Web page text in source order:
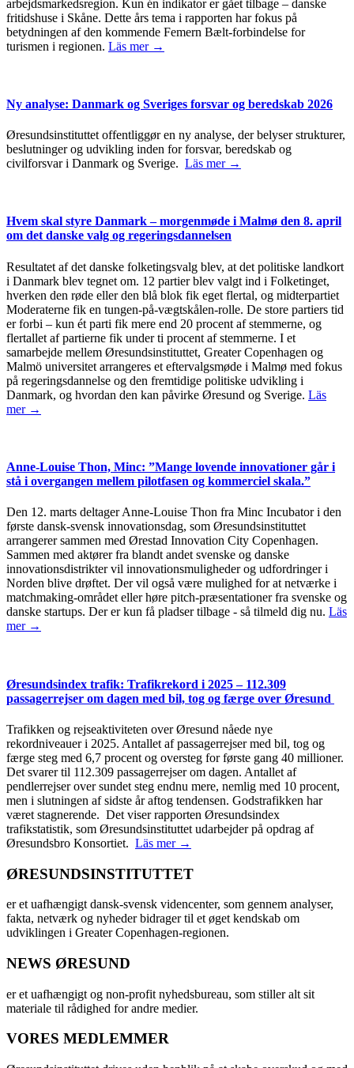
arbejdsmarkedsregion. Kun én indikator er gået tilbage – danske
fritidshuse i Skåne. Dette års tema i rapporten har fokus på
betydningen af den kommende Femern Bælt-forbindelse for
turismen i regionen. Läs mer →
Ny analyse: Danmark og Sveriges forsvar og beredskab 2026
Øresundsinstituttet offentliggør en ny analyse, der belyser strukturer,
beslutninger og udvikling inden for forsvar, beredskab og
civilforsvar i Danmark og Sverige. Läs mer →
Hvem skal styre Danmark – morgenmøde i Malmø den 8. april
om det danske valg og regeringsdannelsen
Resultatet af det danske folketingsvalg blev, at det politiske landkort
i Danmark blev tegnet om. 12 partier blev valgt ind i Folketinget,
hverken den røde eller den blå blok fik eget flertal, og midterpartiet
Moderaterne fik en tungen-på-vægtskålen-rolle. De store partiers tid
er forbi – kun ét parti fik mere end 20 procent af stemmerne, og
flertallet af partierne fik under ti procent af stemmerne. I et
samarbejde mellem Øresundsinstituttet, Greater Copenhagen og
Malmö universitet arrangeres et eftervalgsmøde i Malmø med fokus
på regeringsdannelse og den fremtidige politiske udvikling i
Danmark, og hvordan den kan påvirke Øresund og Sverige. Läs
mer →
Anne-Louise Thon, Minc: ”Mange lovende innovationer går i
stå i overgangen mellem pilotfasen og kommerciel skala.”
Den 12. marts deltager Anne-Louise Thon fra Minc Incubator i den
første dansk-svensk innovationsdag, som Øresundsinstituttet
arrangerer sammen med Ørestad Innovation City Copenhagen.
Sammen med aktører fra blandt andet svenske og danske
innovationsdistrikter vil innovationsmuligheder og udfordringer i
Norden blive drøftet. Der vil også være mulighed for at netværke i
matchmaking-området eller høre pitch-præsentationer fra svenske og
danske startups. Der er kun få pladser tilbage - så tilmeld dig nu. Läs
mer →
Øresundsindex trafik: Trafikrekord i 2025 – 112.309
passagerrejser om dagen med bil, tog og færge over Øresund
Trafikken og rejseaktiviteten over Øresund nåede nye
rekordniveauer i 2025. Antallet af passagerrejser med bil, tog og
færge steg med 6,7 procent og oversteg for første gang 40 millioner.
Det svarer til 112.309 passagerrejser om dagen. Antallet af
pendlerrejser over sundet steg endnu mere, nemlig med 10 procent,
men i slutningen af sidste år aftog tendensen. Godstrafikken har
været stagnerende. Det viser rapporten Øresundsindex
trafikstatistik, som Øresundsinstituttet udarbejder på opdrag af
Øresundsbro Konsortiet. Läs mer →
ØRESUNDSINSTITUTTET
er et uafhængigt dansk-svensk videncenter, som gennem analyser,
fakta, netværk og nyheder bidrager til et øget kendskab om
udviklingen i Greater Copenhagen-regionen.
NEWS ØRESUND
er et uafhængigt og non-profit nyhedsbureau, som stiller alt sit
materiale til rådighed for andre medier.
VORES MEDLEMMER